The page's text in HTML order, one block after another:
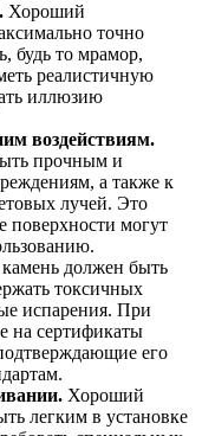
Хороший
точно
будь то мрамор,
реалистичную
иллюзию
воздействиям.
прочным и
а также к
лучей. Это
поверхности могут
должен быть
токсичных
испарения. При
на сертификаты
его
Хороший
легким в установке